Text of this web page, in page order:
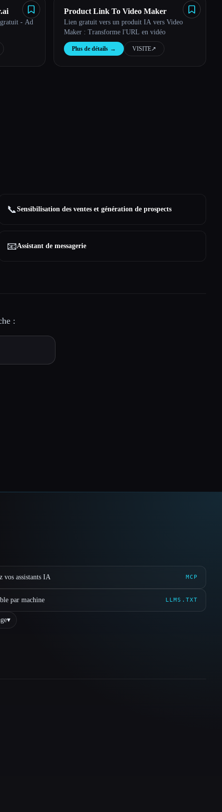
- Ad
Product Link To Video Maker
Lien gratuit vers un produit IA vers Video
Maker : Transforme l'URL en vidéo
Plus de détails → VISITE↗︎
📞Sensibilisation des ventes et génération de prospects
📧Assistant de messagerie
:
vos assistants IA MCP
par machine LLMS.TXT
▾